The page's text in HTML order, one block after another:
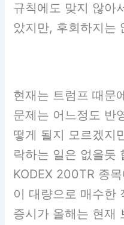
규칙에도 맞지 않아
았지만, 후회하지는
현재는 트럼프 때문
문제는 어느정도 반
떻게 될지 모르겠지
락하는 일은 없을듯
KODEX 200TR 종
이 대량으로 매수한
증시가 올해는 현재